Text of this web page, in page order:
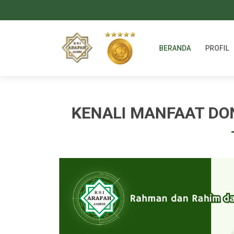
BERANDA PROFIL
KENALI MANFAAT